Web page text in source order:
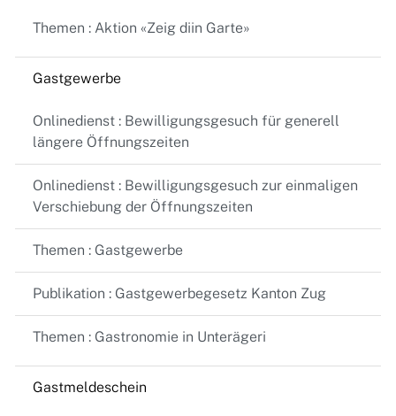
Themen : Aktion «Zeig diin Garte»
Gastgewerbe
Onlinedienst : Bewilligungsgesuch für generell
längere Öffnungszeiten
Onlinedienst : Bewilligungsgesuch zur einmaligen
Verschiebung der Öffnungszeiten
Themen : Gastgewerbe
Publikation : Gastgewerbegesetz Kanton Zug
Themen : Gastronomie in Unterägeri
Gastmeldeschein